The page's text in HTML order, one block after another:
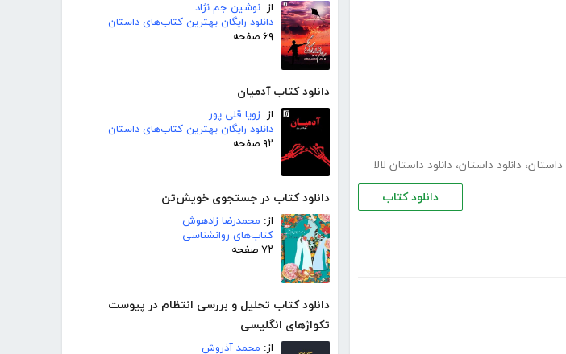
از: نوشین جم نژاد
دانلود رایگان بهترین کتاب‌های داستان
۶۹ صفحه
دانلود کتاب آدمیان
از: زویا قلی پور
دانلود رایگان بهترین کتاب‌های داستان
۹۲ صفحه
دانلود کتاب در جستجوی خویش‌تن
از: محمدرضا زادهوش
کتاب‌های روانشناسی
۷۲ صفحه
دانلود کتاب تحلیل و بررسی انتظام در پیوست
تکواژهای انگلیسی
از: محمد آذروش
داستان، دانلود داستان، دانلود داستان لالا
دانلود کتاب